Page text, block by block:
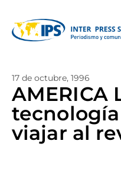
17 de octubre, 1996
AMERICA
viajar al